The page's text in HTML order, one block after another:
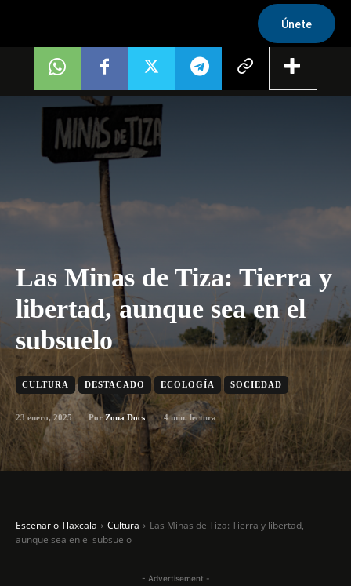
Únete
Las Minas de Tiza: Tierra y
libertad, aunque sea en el
subsuelo
CULTURA DESTACADO ECOLOGÍA SOCIEDAD
23 enero, 2025 Por Zona Docs 4min. lectura
Escenario Tlaxcala Cultura
Las Minas de Tiza: Tierra y libertad,
aunque sea en el subsuelo
- Advertisement -